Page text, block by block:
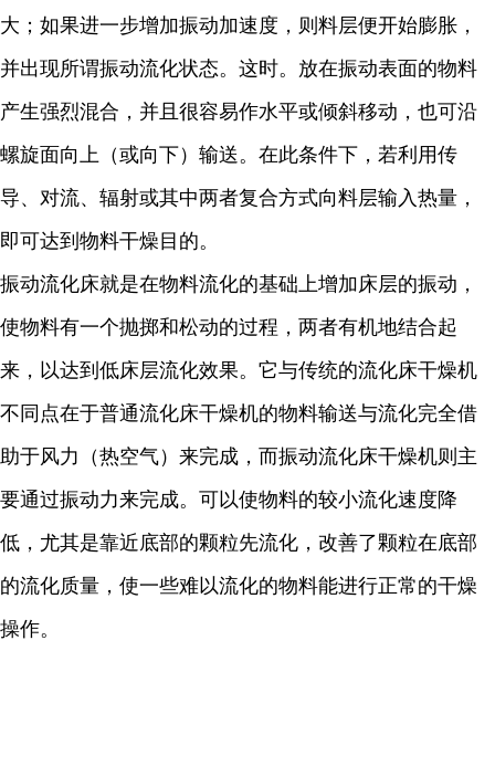
大；如果进一步增加振动加速度，则料层便开始膨胀，
并出现所谓振动流化状态。这时。放在振动表面的物料
产生强烈混合，并且很容易作水平或倾斜移动，也可沿
螺旋面向上（或向下）输送。在此条件下，若利用传
导、对流、辐射或其中两者复合方式向料层输入热量，
即可达到物料干燥目的。
振动流化床就是在物料流化的基础上增加床层的振动，
使物料有一个抛掷和松动的过程，两者有机地结合起
来，以达到低床层流化效果。它与传统的流化床干燥机
不同点在于普通流化床干燥机的物料输送与流化完全借
助于风力（热空气）来完成，而振动流化床干燥机则主
要通过振动力来完成。可以使物料的较小流化速度降
低，尤其是靠近底部的颗粒先流化，改善了颗粒在底部
的流化质量，使一些难以流化的物料能进行正常的干燥
操作。